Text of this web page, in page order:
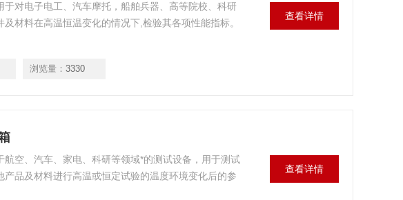
于对电子电工、汽车摩托，船舶兵器、高等院校、科研
材料在高温恒温变化的情况下,检验其各项性能指标。
浏览量： 3330
查看详情
航空、汽车、家电、科研等领域*的测试设备，用于测试
产品及材料进行高温或恒定试验的温度环境变化后的参
查看详情